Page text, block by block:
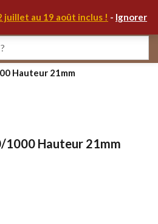
juillet au 19 août inclus ! - Ignorer
1000 Hauteur 21mm
vous
moi Mot de passe oublié ?